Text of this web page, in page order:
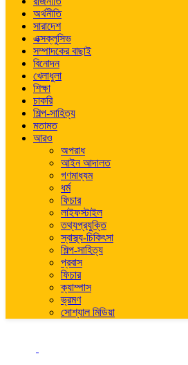
অর্থনীতি
সারাদেশ
এক্সক্লুসিভ
সম্পাদকের বাছাই
বিনোদন
খেলাধুলা
শিক্ষা
চাকরি
শিল্প-সাহিত্য
মতামত
আরও
অপরাধ
আইন আদালত
গণমাধ্যম
ধর্ম
ফিচার
লাইফস্টাইল
তথ্যপ্রযুক্তি
স্বাস্থ্য-চিকিৎসা
শিল্প-সাহিত্য
প্রবাস
ফিচার
ক্যাম্পাস
ভ্রমণ
সোশ্যাল মিডিয়া